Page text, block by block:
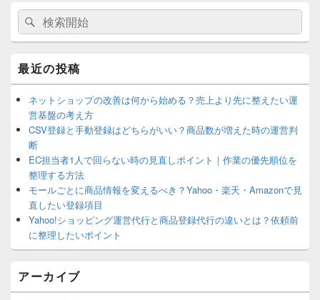
メ
ン
サ
ド
バ
ー
ッ
エ
検
索
対
象:
検
索
最近の投稿
ネットショップの改善は何から始める？売上より先に整えたい運
営基盤の考え方
CSV登録と手動登録はどちらがいい？商品数が増えた時の運営判
断
EC担当者1人で回らない時の見直しポイント｜作業の優先順位を
整理する方法
モールごとに商品情報を変えるべき？Yahoo・楽天・Amazonで見
直したい登録項目
Yahoo!ショッピング運営代行と商品登録代行の違いとは？依頼前
に整理したいポイント
アーカイブ